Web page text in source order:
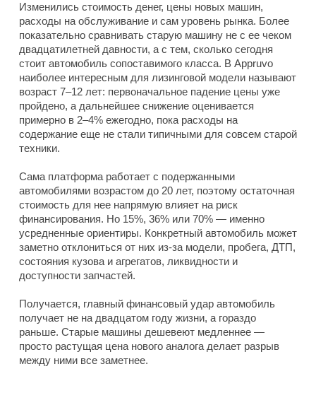
Изменились стоимость денег, цены новых машин,
расходы на обслуживание и сам уровень рынка. Более
показательно сравнивать старую машину не с ее чеком
двадцатилетней давности, а с тем, сколько сегодня
стоит автомобиль сопоставимого класса. В Appruvo
наиболее интересным для лизинговой модели называют
возраст 7–12 лет: первоначальное падение цены уже
пройдено, а дальнейшее снижение оценивается
примерно в 2–4% ежегодно, пока расходы на
содержание еще не стали типичными для совсем старой
техники.
Сама платформа работает с подержанными
автомобилями возрастом до 20 лет, поэтому остаточная
стоимость для нее напрямую влияет на риск
финансирования. Но 15%, 36% или 70% — именно
усредненные ориентиры. Конкретный автомобиль может
заметно отклониться от них из-за модели, пробега, ДТП,
состояния кузова и агрегатов, ликвидности и
доступности запчастей.
Получается, главный финансовый удар автомобиль
получает не на двадцатом году жизни, а гораздо
раньше. Старые машины дешевеют медленнее —
просто растущая цена нового аналога делает разрыв
между ними все заметнее.